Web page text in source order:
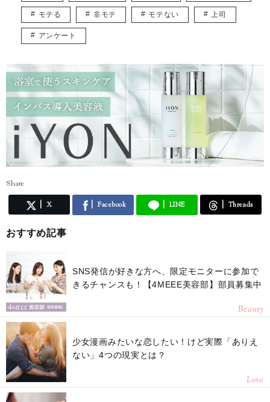
モテる 非モテ モテない 上司
アンケート
Share
X Facebook LINE Threads
おすすめ記事
SNS発信が好きな方へ、限定モニターに参加で
きるチャンスも！【4MEEE美容部】部員募集中
Beauty
少女漫画みたいな恋したい！けど実際「ありえ
ない」4つの現実とは？
Love